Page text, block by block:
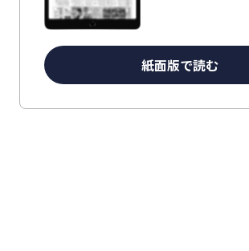
紙面版で読む